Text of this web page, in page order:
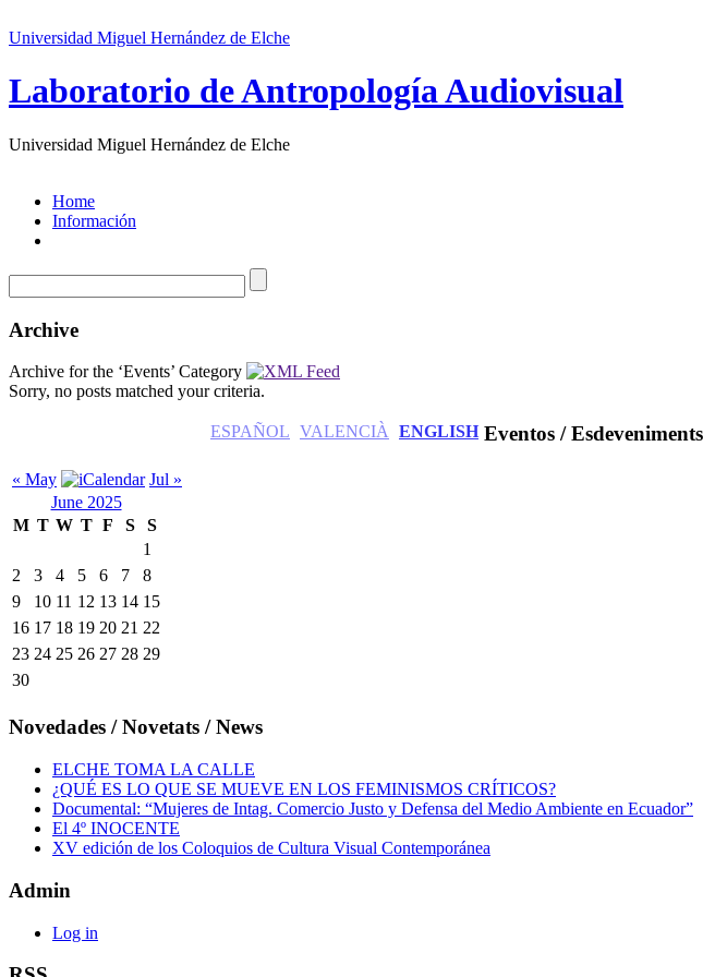
Universidad Miguel Hernández de Elche
Laboratorio de Antropología Audiovisual
Universidad Miguel Hernández de Elche
Home
Información
Archive
Archive for the ‘Events’ Category
Sorry, no posts matched your criteria.
ESPAÑOL VALENCIÀ ENGLISH Eventos /
« May
Jul »
June 2025
M T W T F S
S
1
2
3 4 5 6 7
8
9
10 11 12 13 14 15
16 17 18 19 20 21 22
23 24 25 26 27 28 29
30
Novedades / Novetats / News
ELCHE TOMA LA CALLE
¿QUÉ ES LO QUE SE MUEVE EN LOS FEMINISMOS CRÍTICOS?
Documental: “Mujeres de Intag. Comercio Justo y Defensa del Medio Ambiente en Ecuador”
El 4º INOCENTE
XV edición de los Coloquios de Cultura Visual Contemporánea
Admin
Log in